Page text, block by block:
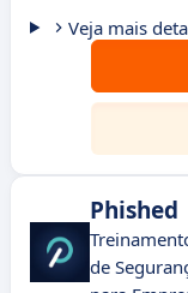
Veja mais
Phished
de